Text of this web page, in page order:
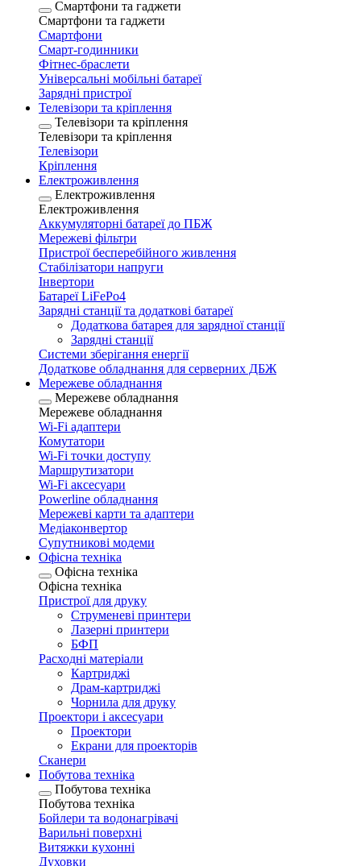
Смартфони та гаджети
Смартфони та гаджети
Смартфони
Смарт-годинники
Фітнес-браслети
Універсальні мобільні батареї
Зарядні пристрої
Телевізори та кріплення
Телевізори та кріплення
Телевізори та кріплення
Телевізори
Кріплення
Електроживлення
Електроживлення
Електроживлення
Аккумуляторні батареї до ПБЖ
Мережеві фільтри
Пристрої бесперебійного живлення
Стабілізатори напруги
Інвертори
Батареї LiFePo4
Зарядні станції та додаткові батареї
Додаткова батарея для зарядної станції
Зарядні станції
Системи зберігання енергії
Додаткове обладнання для серверних ДБЖ
Мережеве обладнання
Мережеве обладнання
Мережеве обладнання
Wi-Fi адаптери
Комутатори
Wi-Fi точки доступу
Маршрутизатори
Wi-Fi аксесуари
Рowerline обладнання
Мережеві карти та адаптери
Медіаконвертор
Супутникові модеми
Офісна техніка
Офісна техніка
Офісна техніка
Пристрої для друку
Струменеві принтери
Лазерні принтери
БФП
Расходні матеріали
Картриджі
Драм-картриджі
Чорнила для друку
Проектори і аксесуари
Проектори
Екрани для проекторів
Сканери
Побутова техніка
Побутова техніка
Побутова техніка
Бойлери та водонагрівачі
Варильні поверхні
Витяжки кухонні
Духовки